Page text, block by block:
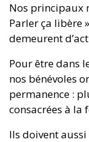
Nos principaux
Parler ça libère
demeurent
Pour être dans
nos bénévoles
permanence :
consacrées à la
Ils doivent